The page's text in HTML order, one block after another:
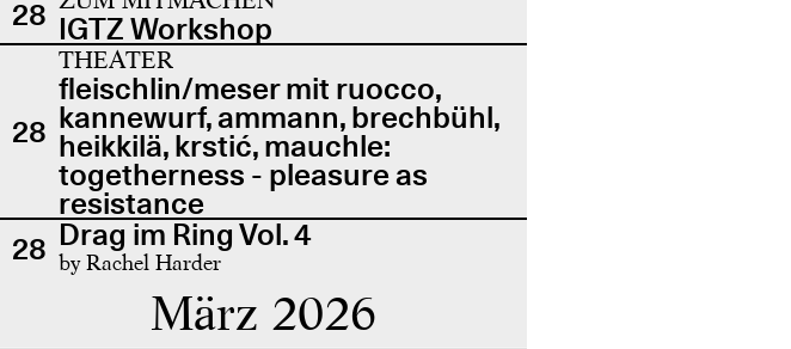
28 IGTZ Workshop
28
THEATER
fleischlin/meser mit ruocco,
kannewurf, ammann, brechbühl,
heikkilä, krstić, mauchle:
togetherness - pleasure as
resistance
28 Drag im Ring Vol. 4
by Rachel Harder
März 2026